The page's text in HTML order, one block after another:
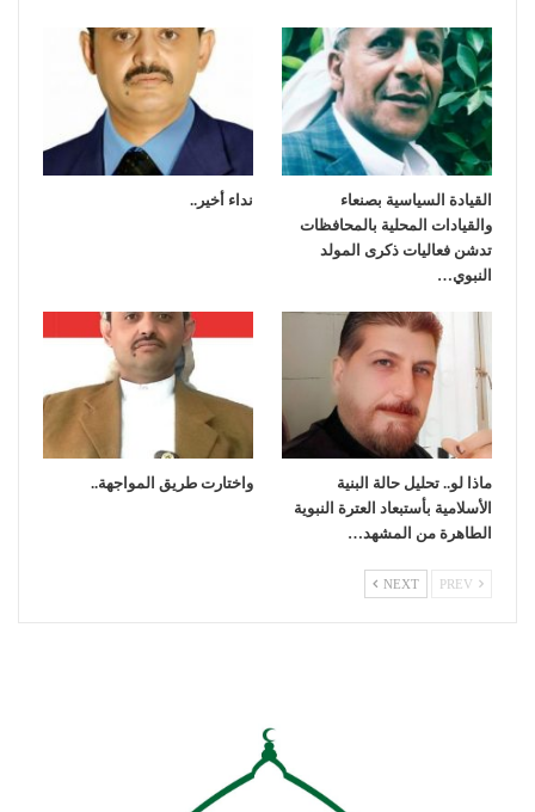
القيادة السياسية بصنعاء
والقيادات المحلية بالمحافظات
تدشن فعاليات ذكرى المولد
النبوي…
نداء أخير..
ماذا لو.. تحليل حالة البنية
الأسلامية بأستبعاد العترة النبوية
الطاهرة من المشهد…
واختارت طريق المواجهة..
NEXT